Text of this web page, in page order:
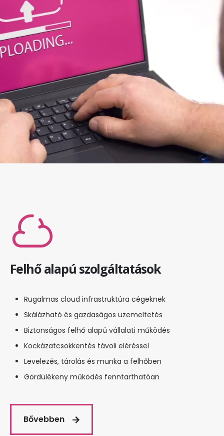
Felhő alapú szolgáltatások
Rugalmas cloud infrastruktúra cégeknek
Skálázható és gazdaságos üzemeltetés
Biztonságos felhő alapú vállalati működés
Kockázatcsökkentés távoli eléréssel
Levelezés, tárolás és munka a felhőben
Gördülékeny működés fenntarthatóan
Bővebben